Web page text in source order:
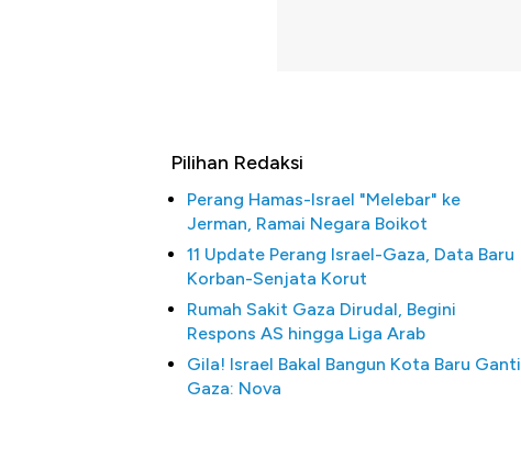
Pilihan Redaksi
Perang Hamas-Israel "Melebar" ke
Jerman, Ramai Negara Boikot
11 Update Perang Israel-Gaza, Data Baru
Korban-Senjata Korut
Rumah Sakit Gaza Dirudal, Begini
Respons AS hingga Liga Arab
Gila! Israel Bakal Bangun Kota Baru Ganti
Gaza: Nova